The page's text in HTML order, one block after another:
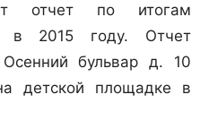
отчет по итогам
в 2015 году. Отчет
бульвар д. 10
детской площадке в